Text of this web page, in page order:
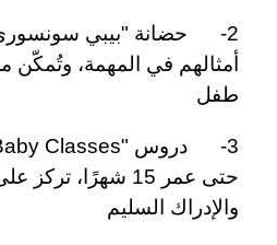
2- حضانة "بيبي سونسوري"
أمثالهم في المهمة،
طفل
حتى عمر 15
والإدراك السليم